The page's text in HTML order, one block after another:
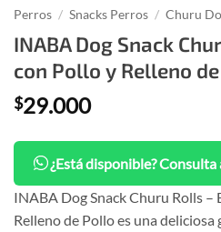
Perros / Snacks Perros / Churu
INABA Dog Snack
con Pollo y Relleno
$29.000
¿Está disponible? Consulta
INABA Dog Snack Churu Rolls
Relleno de Pollo es una